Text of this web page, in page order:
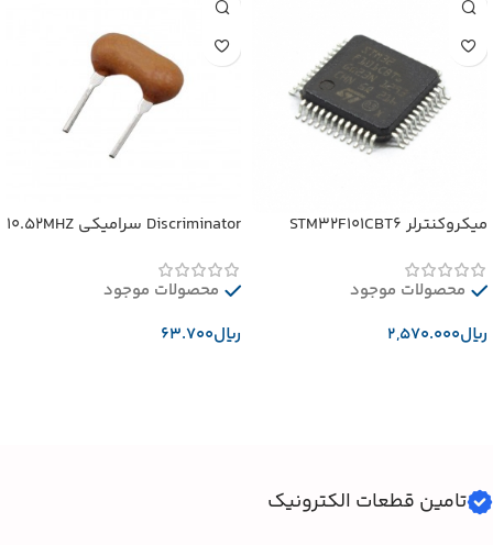
میکروکنترلر STM32F101CBT6
محصولات موجود
﷼
Discriminator سرامیکی 10.52MHZ
محصولات موجود
﷼
تامین قطعات الکترونیک